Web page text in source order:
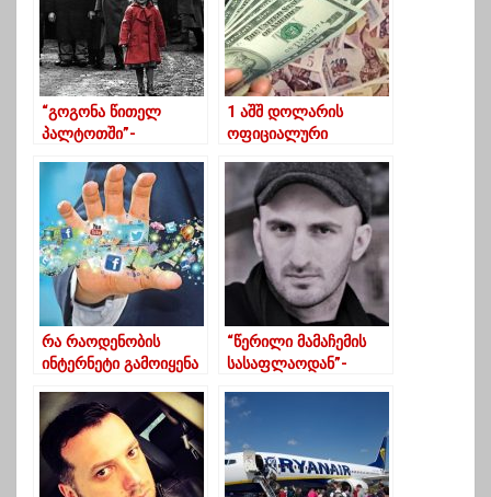
“გოგონა წითელ
პალტოთში”-
1 აშშ დოლარის
ოფიციალური
ლარი გახდა
რა რაოდენობის
ინტერნეტი გამოიყენა
წელს- G&T
“წერილი მამაჩემის
სასაფლაოდან”-